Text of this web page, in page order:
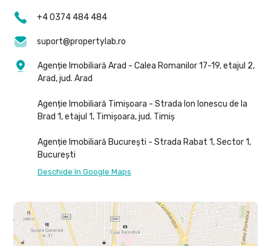
+4 0374 484 484
suport@propertylab.ro
Agenție Imobiliară Arad - Calea Romanilor 17-19, etajul 2,
Arad, jud. Arad
Agenție Imobiliară Timișoara - Strada Ion Ionescu de la
Brad 1, etajul 1, Timișoara, jud. Timiș
Agenție Imobiliară București - Strada Rabat 1, Sector 1,
București
Deschide în Google Maps